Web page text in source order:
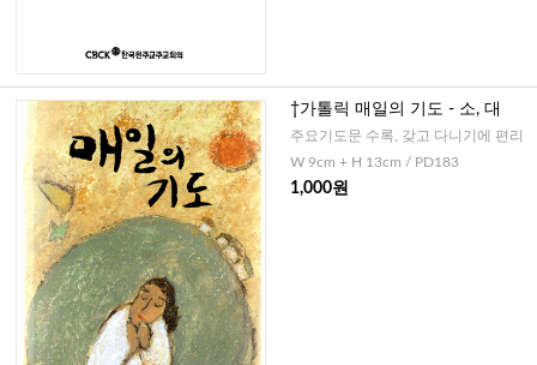
†가톨릭 매일의 기도 - 소, 대
주요기도문 수록, 갖고 다니기에 편리
W 9cm + H 13cm / PD183
1,000원